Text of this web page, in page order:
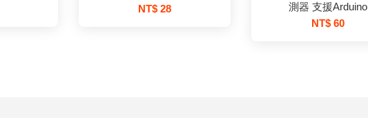
NT$ 28
測器 支援Arduino
NT$ 60